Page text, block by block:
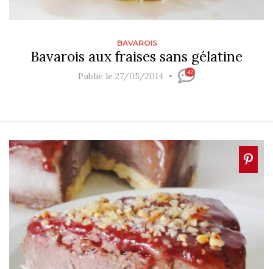
BAVAROIS
Bavarois aux fraises sans gélatine
Publié le 27/05/2014 42